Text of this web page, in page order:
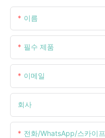
이름
필수 제품
이메일
회사
전화/WhatsApp/스카이프